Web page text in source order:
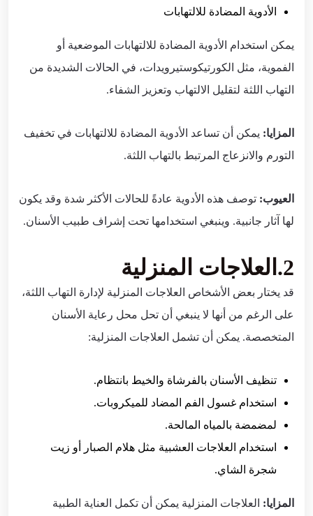
الأدوية المضادة للالتهابات
يمكن استخدام الأدوية المضادة للالتهابات الموضعية أو
الفموية، مثل الكورتيكوستيرويدات، في الحالات الشديدة من
التهاب اللثة لتقليل الالتهاب وتعزيز الشفاء.
المزايا: يمكن أن تساعد الأدوية المضادة للالتهابات في تخفيف
التورم والانزعاج المرتبط بالتهاب اللثة.
العيوب: توصف هذه الأدوية عادةً للحالات الأكثر شدة وقد يكون
لها آثار جانبية. وينبغي استخدامها تحت إشراف طبيب الأسنان.
2.العلاجات المنزلية
قد يختار بعض الأشخاص العلاجات المنزلية لإدارة التهاب اللثة،
على الرغم من أنها لا ينبغي أن تحل محل رعاية الأسنان
المتخصصة. يمكن أن تشمل العلاجات المنزلية:
تنظيف الأسنان بالفرشاة والخيط بانتظام.
استخدام غسول الفم المضاد للميكروبات.
لمضمضة بالمياه المالحة.
استخدام العلاجات العشبية مثل هلام الصبار أو زيت
شجرة الشاي.
المزايا: العلاجات المنزلية يمكن أن تكمل العناية الطبية